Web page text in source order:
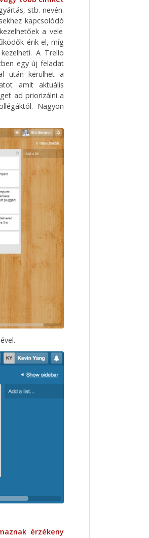
stb. nevén.
kapcsolódó
a vele
érik el, míg
A Trello
egy új feladat
után kerülhet a
amit aktuális
ad priorizálni a
Nagyon
érzékeny